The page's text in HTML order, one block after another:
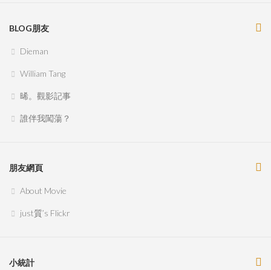
BLOG朋友
Dieman
William Tang
晞。觀影記事
誰伴我闖蕩？
朋友網頁
About Movie
just質’s Flickr
小統計